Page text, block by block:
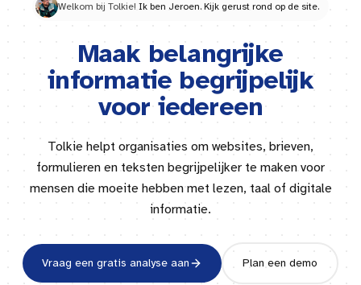
Welkom bij Tolkie! Ik ben Jeroen. Kijk gerust rond op de site.
Maak belangrijke
informatie begrijpelijk
voor iedereen
Tolkie helpt organisaties om websites, brieven,
formulieren en teksten begrijpelijker te maken voor
mensen die moeite hebben met lezen, taal of digitale
informatie.
Vraag een gratis analyse aan Plan een demo